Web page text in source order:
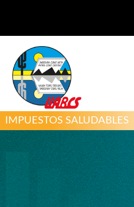
IMPUESTOS SALUDABLES